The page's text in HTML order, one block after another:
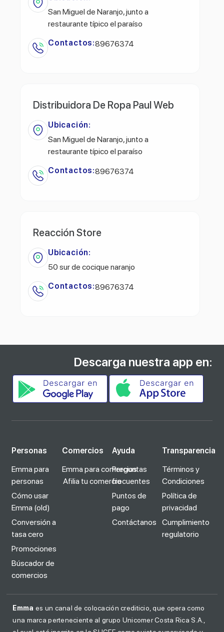
San Miguel de Naranjo, junto a
restaurante típico el paraíso
Contactos:89676374
Distribuidora De Ropa Paul Web
Ubicación:
San Miguel de Naranjo, junto a
restaurante típico el paraíso
Contactos:89676374
Reacción Store
Ubicación:
50 sur de cocique naranjo
Contactos:89676374
Descarga nuestra app en:
Personas
Emma para
personas
Cómo usar
Emma (old)
Conversión a
tasa cero
Promociones
Búscador de
comercios
Comercios
Emma para comercios
Afilia tu comercio
Ayuda
Preguntas
frecuentes
Puntos de
pago
Contáctanos
Transparencia
Términos y
Condiciones
Política de
privacidad
Cumplimiento
regulatorio
Emma es un canal de colocación crediticio, que opera como
una marca perteneciente al grupo Unicomer Costa Rica S.A.,